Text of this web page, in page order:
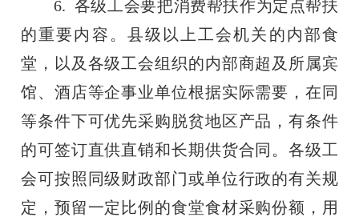
6. 各级工会要把消费帮扶作为定点帮扶
的重要内容。县级以上工会机关的内部食
堂，以及各级工会组织的内部商超及所属宾
馆、酒店等企事业单位根据实际需要，在同
等条件下可优先采购脱贫地区产品，有条件
的可签订直供直销和长期供货合同。各级工
会可按照同级财政部门或单位行政的有关规
定，预留一定比例的食堂食材采购份额，用